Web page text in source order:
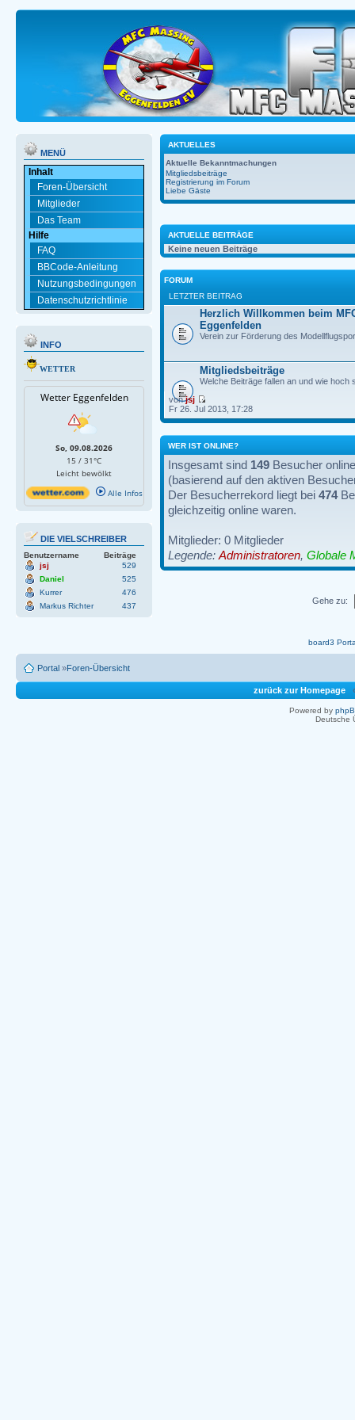
MENÜ
Inhalt
Foren-Übersicht
Mitglieder
Das Team
Hilfe
FAQ
BBCode-Anleitung
Nutzungsbedingungen
Datenschutzrichtlinie
INFO
WETTER
Wetter Eggenfelden
So, 09.08.2026
15 / 31°C
Leicht bewölkt
Alle Infos
DIE VIELSCHREIBER
Benutzername
Beiträge
jsj
529
Daniel
525
Kurrer
476
Markus Richter
437
AKTUELLES
Aktuelle Bekanntmachungen
Mitgliedsbeiträge
Registrierung im Forum
Liebe Gäste
AKTUELLE BEITRÄGE
Keine neuen Beiträge
FORUM
LETZTER BEITRAG
Herzlich Willkommen beim
Eggenfelden
Verein zur Förderung des
Mitgliedsbeiträge
Welche Beiträge fallen an und wie hoch
vonjsj
Fr 26. Jul 2013, 17:28
WER IST ONLINE?
Insgesamt sind 149 Besucher
(basierend auf den aktiven
Der Besucherrekord liegt bei 474
gleichzeitig online waren.
Mitglieder: 0 Mitglieder
Legende: Administratoren, Globale
Gehe zu:
board3
Portal »Foren-Übersicht
zurück zur Homepage ‹
Powered by
Deutsche